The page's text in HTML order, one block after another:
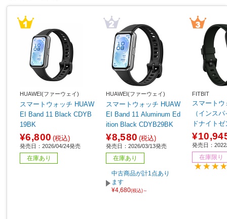
HUAWEI(ファーウェイ)
スマートウォッチ HUAW
EI Band 11 Black CDYB
19BK
¥6,800 (税込)
発売日：2026/04/24発売
在庫あり
HUAWEI(ファーウェイ)
スマートウォッチ HUAW
EI Band 11 Aluminum Ed
ition Black CDYB29BK
¥8,580 (税込)
発売日：2026/03/13発売
在庫あり
中古商品が計1点あり
ます
¥4,680(税込)～
FITBIT
スマート
（インスパ
ドナイト
K-FRCJK
発売日：
在庫限り